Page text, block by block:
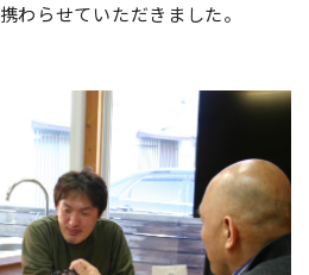
わらせていただきました。